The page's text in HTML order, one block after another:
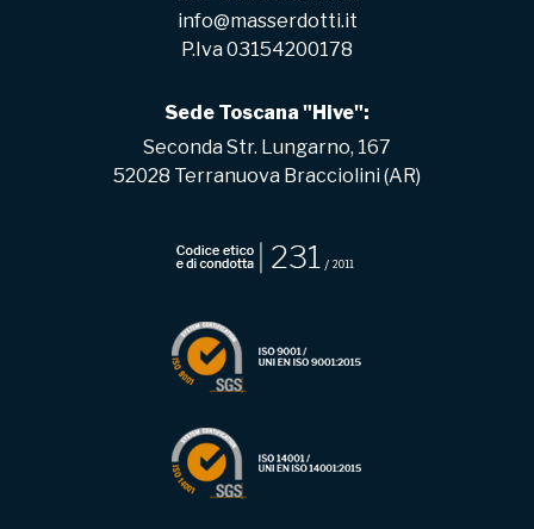
info@masserdotti.it
P.Iva 03154200178
Sede Toscana "Hive":
Seconda Str. Lungarno, 167
52028 Terranuova Bracciolini (AR)